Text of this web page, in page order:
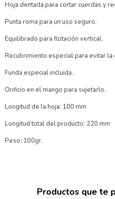
Hoja dentada para cortar cuerdas y
Punta roma para un uso seguro.
Equilibrado para flotación vertical.
Recubrimiento especial para evitar la
Funda especial incluida.
Orificio en el mango para sujetarlo.
Longitud de la hoja: 100 mm
Longitud total del producto: 220 mm
Peso: 100gr.
Productos que te